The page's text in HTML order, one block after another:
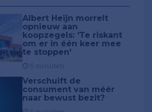
Albert Heijn morrelt
opnieuw aan
koopzegels: 'Te riskant
om er in één keer mee
te stoppen'
Verschuift de
consument van méér
naar bewust bezit?